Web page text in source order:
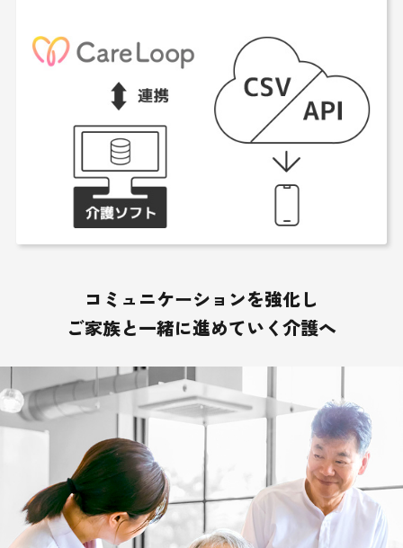
コミュニケーションを強化し
ご家族と一緒に進めていく介護へ